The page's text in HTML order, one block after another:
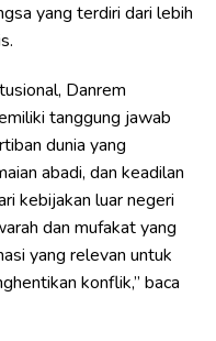
yang terdiri dari lebih
Danrem
tanggung jawab
dunia yang
abadi, dan keadilan
kebijakan luar negeri
dan mufakat yang
yang relevan untuk
konflik,” baca